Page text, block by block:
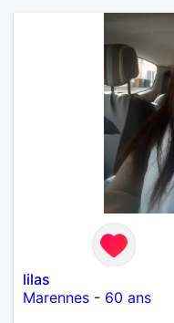
lilas
Marennes - 60 ans